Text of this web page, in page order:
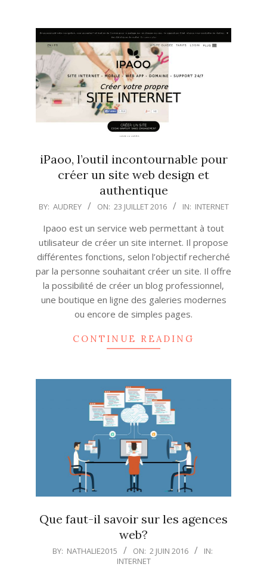
iPaoo, l’outil incontournable pour
créer un site web design et
authentique
2016-
23
BY: AUDREY ON: 23 JUILLET 2016 IN: INTERNET
Ipaoo est un service web permettant à tout
utilisateur de créer un site internet. Il propose
différentes fonctions, selon l’objectif recherché
par la personne souhaitant créer un site. Il offre
la possibilité de créer un blog professionnel,
une boutique en ligne des galeries modernes
ou encore de simples pages.
CONTINUE READING
Que faut-il savoir sur les agences
web?
2016-
BY: NATHALIE2015 ON: 2 JUIN 2016
IN:
INTERNET